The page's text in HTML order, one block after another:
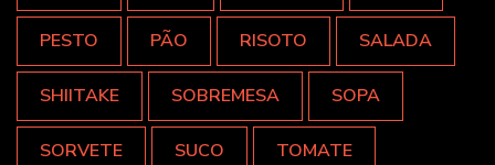
PESTO PÃO RISOTO SALADA
SHIITAKE SOBREMESA SOPA
SORVETE SUCO TOMATE